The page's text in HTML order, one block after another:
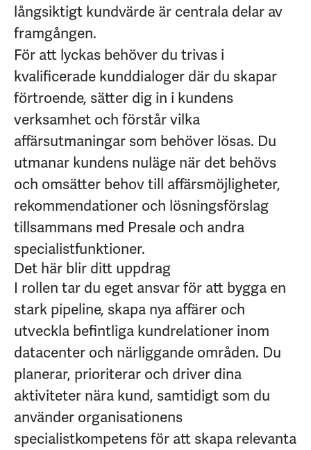
långsiktigt kundvärde är centrala delar av
framgången.
För att lyckas behöver du trivas i
kvalificerade kunddialoger där du skapar
förtroende, sätter dig in i kundens
verksamhet och förstår vilka
affärsutmaningar som behöver lösas. Du
utmanar kundens nuläge när det behövs
och omsätter behov till affärsmöjligheter,
rekommendationer och lösningsförslag
tillsammans med Presale och andra
specialistfunktioner.
Det här blir ditt uppdrag
I rollen tar du eget ansvar för att bygga en
stark pipeline, skapa nya affärer och
utveckla befintliga kundrelationer inom
datacenter och närliggande områden. Du
planerar, prioriterar och driver dina
aktiviteter nära kund, samtidigt som du
använder organisationens
specialistkompetens för att skapa relevanta